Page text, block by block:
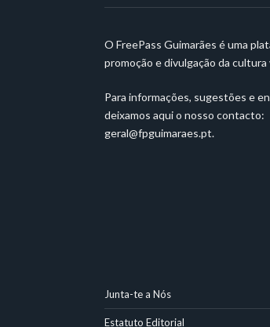
O FreePass Guimarães é uma
promoção e divulgação da cultura
Para informações, sugestões e
deixamos aqui o nosso contacto:
geral@fpguimaraes.pt.
Junta-te a Nós
Estatuto Editorial